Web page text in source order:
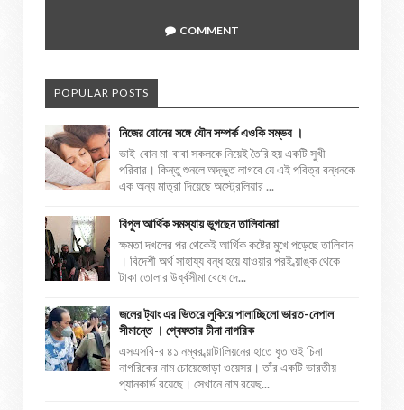
COMMENT
POPULAR POSTS
নিজের বোনের সঙ্গে যৌন সম্পর্ক এওকি সম্ভব ।
ভাই-বোন মা-বাবা সকলকে নিয়েই তৈরি হয় একটি সুখী
পরিবার। কিন্তু শুনলে অদ্ভুত লাগবে যে এই পবিত্র বন্ধনকে
এক অন্য মাত্রা দিয়েছে অস্ট্রেলিয়ার ...
বিপুল আর্থিক সমস্যায় ভুগছেন তালিবানরা
ক্ষমতা দখলের পর থেকেই আর্থিক কষ্টের মুখে পড়েছে তালিবান
। বিদেশী অর্থ সাহায্য বন্ধ হয়ে যাওয়ার পরই ব্য়াঙ্ক থেকে
টাকা তোলার উর্ধ্বসীমা বেধে দে...
জলের ট্যাং এর ভিতরে লুকিয়ে পালাচ্ছিলো ভারত-নেপাল
সীমান্তে । গ্ৰেফতার চীনা নাগরিক
এসএসবি-র ৪১ নম্বর ব্য়াটালিয়নের হাতে ধৃত ওই চিনা
নাগরিকের নাম চোয়েজোড়া ওয়েসর। তাঁর একটি ভারতীয়
প্যানকার্ড রয়েছে। সেখানে নাম রয়েছ...